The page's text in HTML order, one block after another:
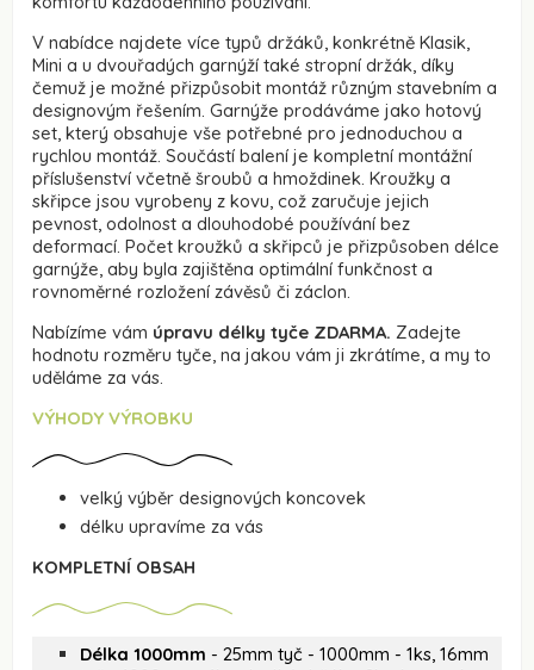
V nabídce najdete více typů držáků, konkrétně Klasik,
Mini a u dvouřadých garnýží také stropní držák, díky
čemuž je možné přizpůsobit montáž různým stavebním a
designovým řešením. Garnýže prodáváme jako hotový
set, který obsahuje vše potřebné pro jednoduchou a
rychlou montáž. Součástí balení je kompletní montážní
příslušenství včetně šroubů a hmoždinek. Kroužky a
skřipce jsou vyrobeny z kovu, což zaručuje jejich
pevnost, odolnost a dlouhodobé používání bez
deformací. Počet kroužků a skřipců je přizpůsoben délce
garnýže, aby byla zajištěna optimální funkčnost a
rovnoměrné rozložení závěsů či záclon.
Nabízíme vám úpravu délky tyče ZDARMA. Zadejte
hodnotu rozměru tyče, na jakou vám ji zkrátíme, a my to
uděláme za vás.
VÝHODY VÝROBKU
velký výběr designových koncovek
délku upravíme za vás
KOMPLETNÍ OBSAH
Délka 1000mm - 25mm tyč - 1000mm - 1ks, 16mm